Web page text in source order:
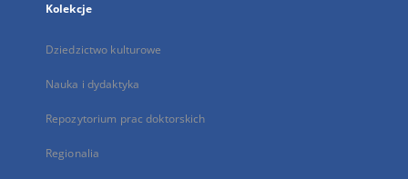
Kolekcje
Dziedzictwo kulturowe
Nauka i dydaktyka
Repozytorium prac doktorskich
Regionalia